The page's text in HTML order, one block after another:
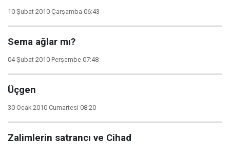
10 Şubat 2010 Çarşamba 06:43
Sema ağlar mı?
04 Şubat 2010 Perşembe 07:48
Üçgen
30 Ocak 2010 Cumartesi 08:20
Zalimlerin satrancı ve Cihad